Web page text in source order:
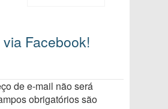
Facebook!
de e-mail não será
obrigatórios são